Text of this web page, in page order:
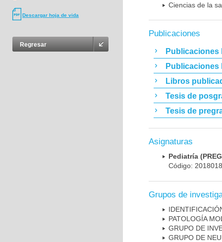
Descargar hoja de vida
Regresar
Ciencias de la
Publicaciones
Publicaciones
Publicaciones
Libros
Tesis de
Tesis de
Asignaturas
Pediatría
Código:
Grupos de
PATOLOGÍA
GRUPO DE
GRUPO DE